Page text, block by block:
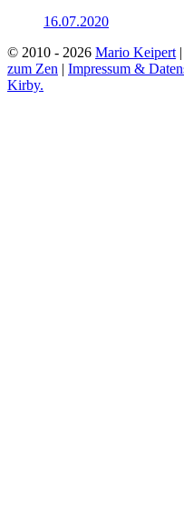
16.07.2020
© 2010 - 2026 Mario Keipert |
zum Zen | Impressum &
Kirby.